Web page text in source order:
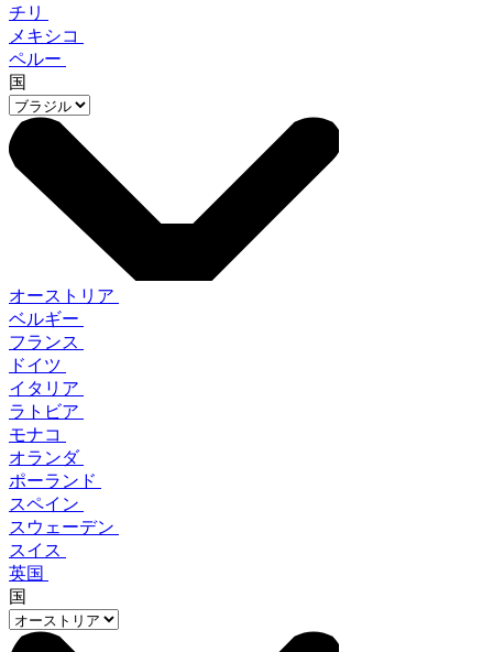
チリ
メキシコ
ペルー
国
オーストリア
ベルギー
フランス
ドイツ
イタリア
ラトビア
モナコ
オランダ
ポーランド
スペイン
スウェーデン
スイス
英国
国